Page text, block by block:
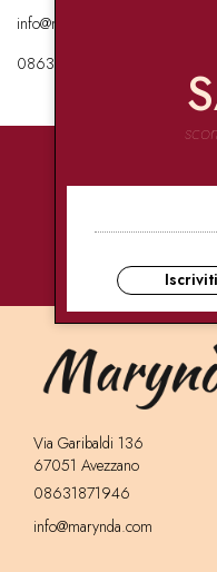
info@marynda.com
08631871946
PAGAMENTI
Via Garibaldi 136
67051 Avezzano
08631871946
info@marynda.com